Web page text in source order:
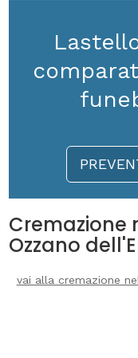
Cremazione
Ozzano
vai alla cremazione